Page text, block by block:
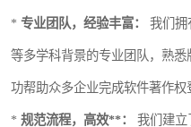
* 专业团队，经验丰富： 我们拥
等多学科背景的专业团队，熟
功帮助众多企业完成软件著作权
* 规范流程，高效**： 我们建立